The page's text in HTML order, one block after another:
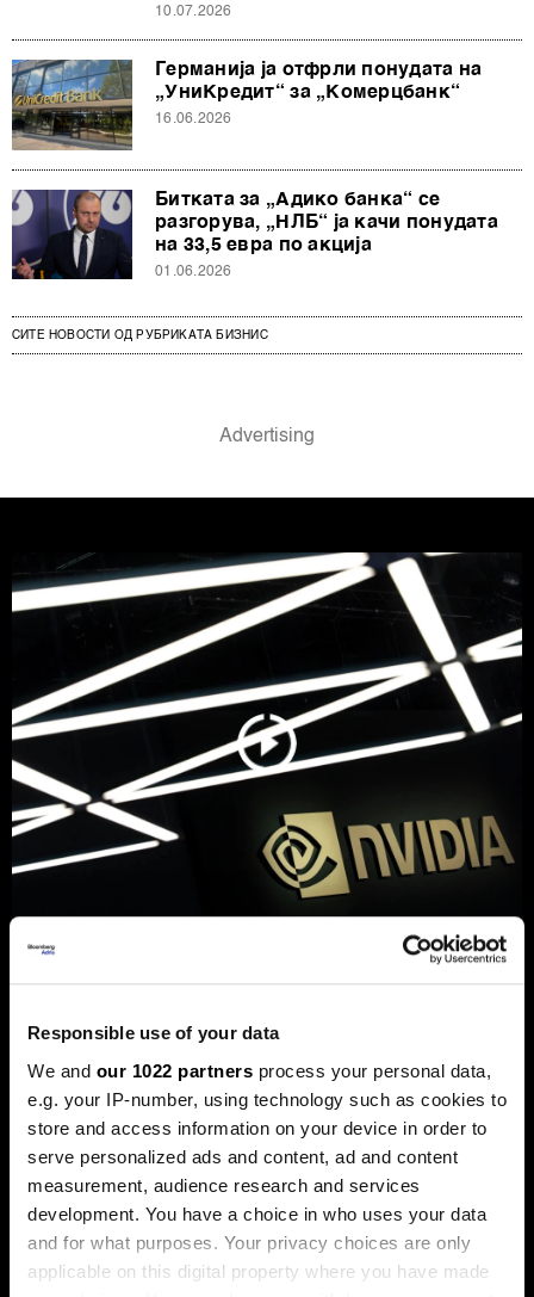
Responsible use of your data
We and our 1022 partners process your personal data,
e.g. your IP-number, using technology such as cookies to
store and access information on your device in order to
serve personalized ads and content, ad and content
measurement, audience research and services
development. You have a choice in who uses your data
and for what purposes. Your privacy choices are only
applicable on this digital property where you have made
10.07.2026
Германија ја отфрли понудата на
„УниКредит“ за „Комерцбанк“
16.06.2026
Битката за „Адико банка“ се
разгорува, „НЛБ“ ја качи понудата
на 33,5 евра по акција
01.06.2026
СИТЕ НОВОСТИ ОД РУБРИКАТА БИЗНИС
„Енвидија“ купи стартап основан
Јосифовски и Словенецот Јуре
Лесковец
„Кумо АИ“ развива модели наменети за
предвидување деловни настани.